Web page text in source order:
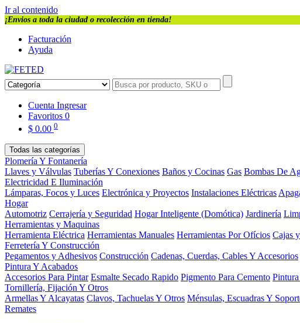
Ir al contenido
¡Envios a toda la ciudad o recolección en tienda!
Facturación
Ayuda
Cuenta Ingresar
Favoritos 0
$ 0.00 0
Todas las categorías
Plomería Y Fontanería
Llaves y Válvulas Tuberías Y Conexiones Baños y Cocinas Gas Bombas De
Electricidad E Iluminación
Lámparas, Focos y Luces Electrónica y Proyectos Instalaciones Eléctricas
Hogar
Automotriz Cerrajería y Seguridad Hogar Inteligente (Domótica) Jardinería
Herramientas y Maquinas
Herramienta Eléctrica Herramientas Manuales Herramientas Por Ofícios Cajas
Ferretería Y Construcción
Pegamentos y Adhesivos Construcción Cadenas, Cuerdas, Cables Y Accesorios
Pintura Y Acabados
Accesorios Para Pintar Esmalte Secado Rapido Pigmento Para Cemento
Tornillería, Fijación Y Otros
Armellas Y Alcayatas Clavos, Tachuelas Y Otros Ménsulas, Escuadras Y
Remates